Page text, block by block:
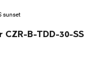
sunset
B-TDD-30-SS